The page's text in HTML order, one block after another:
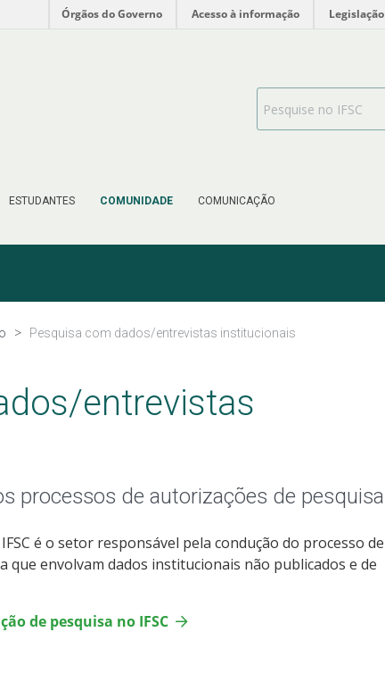
Órgãos do Governo Acesso à informação Legislação
ESTUDANTES COMUNIDADE COMUNICAÇÃO
Barra de busca
Pesquisa com dados/entrevistas institucionais
entrevistas
processos de autorizações de pesquisa
é o setor responsável pela condução do processo de
que envolvam dados institucionais não publicados e de
de pesquisa no IFSC